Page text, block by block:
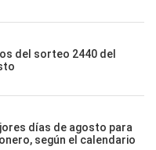
del sorteo 2440 del
días de agosto para
según el calendario